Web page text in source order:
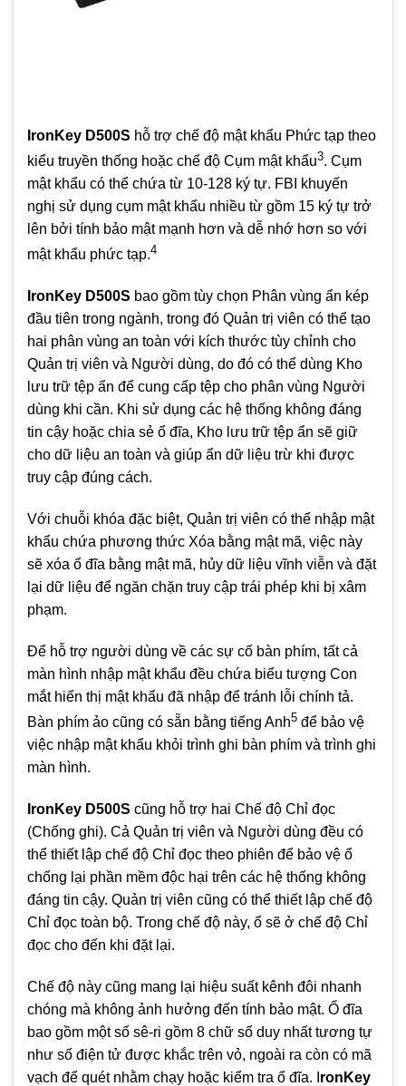
IronKey D500S hỗ trợ chế độ mật khẩu Phức tạp theo
kiểu truyền thống hoặc chế độ Cụm mật khẩu3. Cụm
mật khẩu có thể chứa từ 10-128 ký tự. FBI khuyến
nghị sử dụng cụm mật khẩu nhiều từ gồm 15 ký tự trở
lên bởi tính bảo mật mạnh hơn và dễ nhớ hơn so với
mật khẩu phức tạp.4
IronKey D500S bao gồm tùy chọn Phân vùng ẩn kép
đầu tiên trong ngành, trong đó Quản trị viên có thể tạo
hai phân vùng an toàn với kích thước tùy chỉnh cho
Quản trị viên và Người dùng, do đó có thể dùng Kho
lưu trữ tệp ẩn để cung cấp tệp cho phân vùng Người
dùng khi cần. Khi sử dụng các hệ thống không đáng
tin cậy hoặc chia sẻ ổ đĩa, Kho lưu trữ tệp ẩn sẽ giữ
cho dữ liệu an toàn và giúp ẩn dữ liệu trừ khi được
truy cập đúng cách.
Với chuỗi khóa đặc biệt, Quản trị viên có thể nhập mật
khẩu chứa phương thức Xóa bằng mật mã, việc này
sẽ xóa ổ đĩa bằng mật mã, hủy dữ liệu vĩnh viễn và đặt
lại dữ liệu để ngăn chặn truy cập trái phép khi bị xâm
phạm.
Để hỗ trợ người dùng về các sự cố bàn phím, tất cả
màn hình nhập mật khẩu đều chứa biểu tượng Con
mắt hiển thị mật khẩu đã nhập để tránh lỗi chính tả.
Bàn phím ảo cũng có sẵn bằng tiếng Anh5 để bảo vệ
việc nhập mật khẩu khỏi trình ghi bàn phím và trình ghi
màn hình.
IronKey D500S cũng hỗ trợ hai Chế độ Chỉ đọc
(Chống ghi). Cả Quản trị viên và Người dùng đều có
thể thiết lập chế độ Chỉ đọc theo phiên để bảo vệ ổ
chống lại phần mềm độc hại trên các hệ thống không
đáng tin cậy. Quản trị viên cũng có thể thiết lập chế độ
Chỉ đọc toàn bộ. Trong chế độ này, ổ sẽ ở chế độ Chỉ
đọc cho đến khi đặt lại.
Chế độ này cũng mang lại hiệu suất kênh đôi nhanh
chóng mà không ảnh hưởng đến tính bảo mật. Ổ đĩa
bao gồm một số sê-ri gồm 8 chữ số duy nhất tương tự
như số điện tử được khắc trên vỏ, ngoài ra còn có mã
vạch để quét nhằm chạy hoặc kiểm tra ổ đĩa. I ronKey